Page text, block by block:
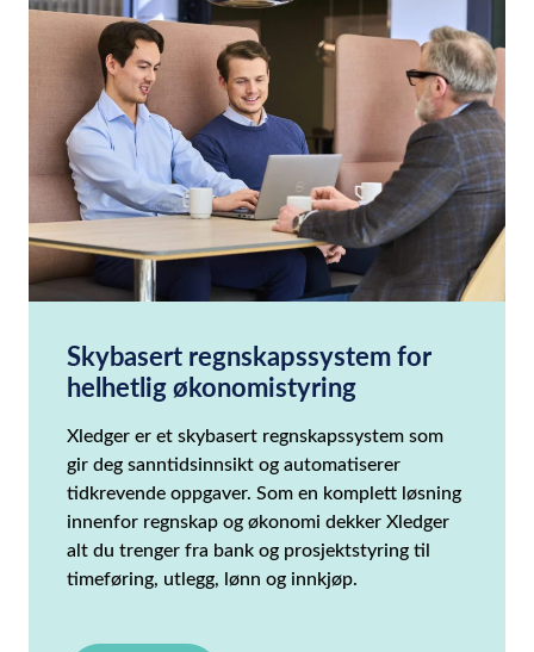
Skybasert regnskapssystem for
helhetlig økonomistyring
Xledger er et skybasert regnskapssystem som
gir deg sanntidsinnsikt og automatiserer
tidkrevende oppgaver. Som en komplett løsning
innenfor regnskap og økonomi dekker Xledger
alt du trenger fra bank og prosjektstyring til
timeføring, utlegg, lønn og innkjøp.